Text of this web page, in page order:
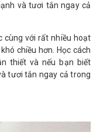
và tươi tắn ngay cả
cùng với rất nhiều hoạt
chiều hơn. Học cách
thiết và nếu bạn biết
tươi tắn ngay cả trong